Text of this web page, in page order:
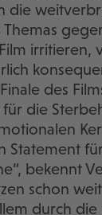
die
irritieren,
des
für die
Statement
bekennt
schon
durch die